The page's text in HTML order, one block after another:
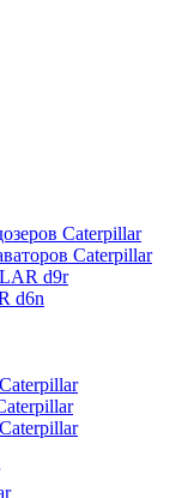
Caterpillar
Caterpillar
d9r
d6n